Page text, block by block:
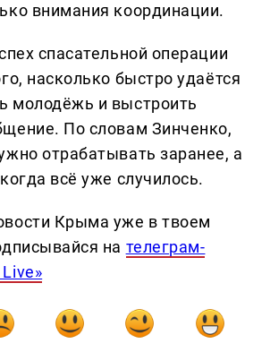
внимания координации.
спасательной операции
насколько быстро удаётся
молодёжь и выстроить
По словам Зинченко,
отрабатывать заранее, а
всё уже случилось.
Крыма уже в твоем
на телеграм-